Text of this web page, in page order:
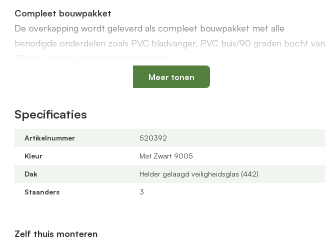
Compleet bouwpakket
De overkapping wordt geleverd als compleet bouwpakket met alle
benodigde onderdelen zoals PVC bladvanger, PVC buis/90 graden bocht van
veranda kunnen wij gratis op maat leveren. Zowel in de breedte als diepte.
Het beste vraagt u dan een offerte aan.
Meer tonen
Specificaties
Artikelnummer 520392
Kleur Mat Zwart 9005
Dak Helder gelaagd veiligheidsglas (442)
Staanders 3
Zelf thuis monteren